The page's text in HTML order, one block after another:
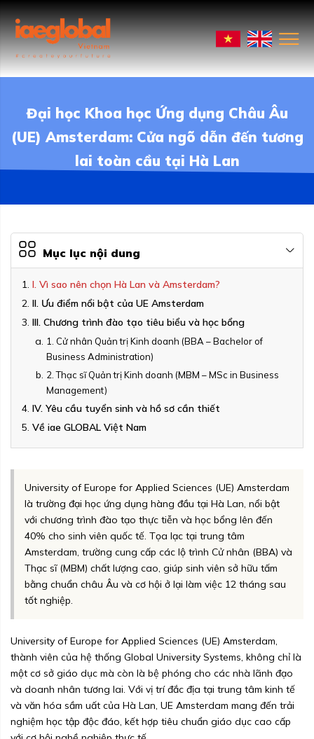
Đại học Khoa học Ứng dụng Châu Âu
(UE) Amsterdam: Cửa ngõ dẫn đến tương
lai toàn cầu tại Hà Lan
Mục lục nội dung
I. Vì sao nên chọn Hà Lan và Amsterdam?
II. Ưu điểm nổi bật của UE Amsterdam
III. Chương trình đào tạo tiêu biểu và học bổng
1. Cử nhân Quản trị Kinh doanh (BBA – Bachelor of
Business Administration)
2. Thạc sĩ Quản trị Kinh doanh (MBM – MSc in Business
Management)
IV. Yêu cầu tuyển sinh và hồ sơ cần thiết
Về iae GLOBAL Việt Nam
University of Europe for Applied Sciences (UE) Amsterdam
là trường đại học ứng dụng hàng đầu tại Hà Lan, nổi bật
với chương trình đào tạo thực tiễn và học bổng lên đến
40% cho sinh viên quốc tế. Tọa lạc tại trung tâm
Amsterdam, trường cung cấp các lộ trình Cử nhân (BBA) và
Thạc sĩ (MBM) chất lượng cao, giúp sinh viên sở hữu tấm
bằng chuẩn châu Âu và cơ hội ở lại làm việc 12 tháng sau
tốt nghiệp.
University of Europe for Applied Sciences (UE) Amsterdam,
thành viên của hệ thống Global University Systems, không chỉ là
một cơ sở giáo dục mà còn là bệ phóng cho các nhà lãnh đạo
và doanh nhân tương lai. Với vị trí đắc địa tại trung tâm kinh tế
và văn hóa sầm uất của Hà Lan, UE Amsterdam mang đến trải
nghiệm học tập độc đáo, kết hợp tiêu chuẩn giáo dục cao cấp